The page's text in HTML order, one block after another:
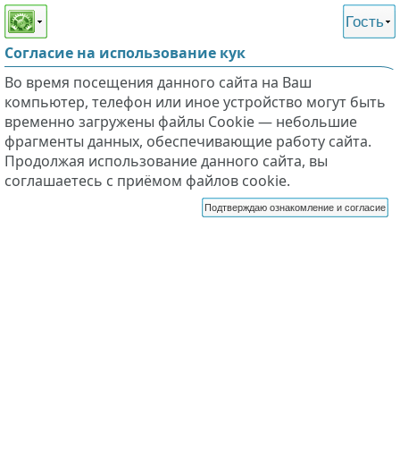
Этот сайт поддерживает
слабовидящих
Гость
Согласие на использование кук
Во время посещения данного сайта на Ваш
компьютер, телефон или иное устройство могут быть
временно загружены файлы Cookie — небольшие
фрагменты данных, обеспечивающие работу сайта.
Продолжая использование данного сайта, вы
соглашаетесь с приёмом файлов cookie.
Подтверждаю ознакомление и согласие